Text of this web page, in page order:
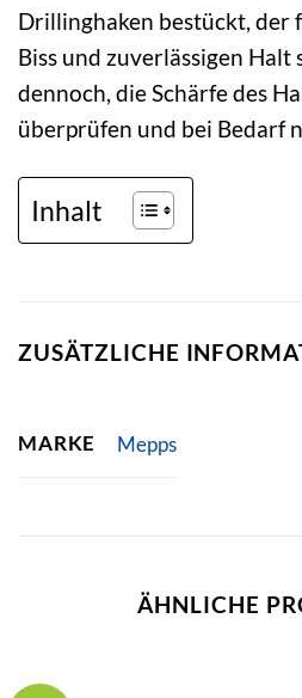
Drillinghaken bestückt, der
Biss und zuverlässigen
dennoch, die Schärfe des
überprüfen und bei Bedarf
Inhalt
ZUSÄTZLICHE
MARKE Mepps
ÄHNLICHE